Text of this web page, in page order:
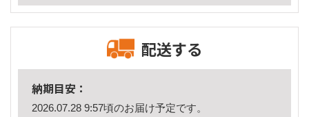
配送する
納期目安：
2026.07.28 9:57頃のお届け予定です。